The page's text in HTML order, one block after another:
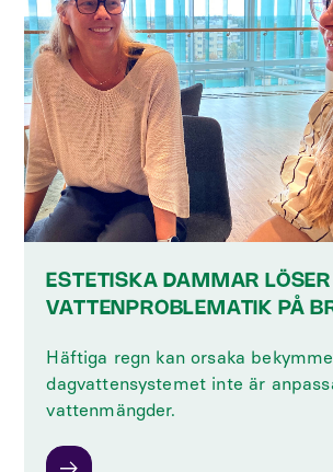
ESTETISKA DAMMAR LÖSER
VATTENPROBLEMATIK PÅ
Häftiga regn kan orsaka
dagvattensystemet inte är
vattenmängder.